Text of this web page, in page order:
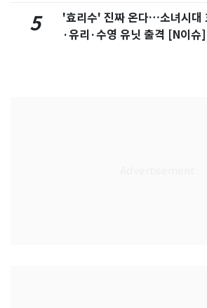
5
'효리수' 진짜 온다…소녀시대
·유리·수영 유닛 출격 [N이슈]